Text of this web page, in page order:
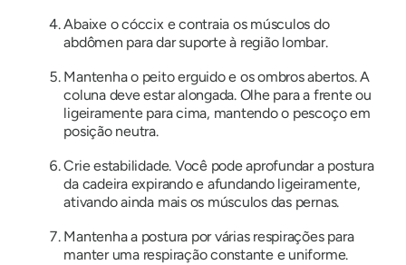
Abaixe o cóccix e contraia os músculos do
abdômen para dar suporte à região lombar.
Mantenha o peito erguido e os ombros abertos. A
coluna deve estar alongada. Olhe para a frente ou
ligeiramente para cima, mantendo o pescoço em
posição neutra.
Crie estabilidade. Você pode aprofundar a postura
da cadeira expirando e afundando ligeiramente,
ativando ainda mais os músculos das pernas.
Mantenha a postura por várias respirações para
manter uma respiração constante e uniforme.